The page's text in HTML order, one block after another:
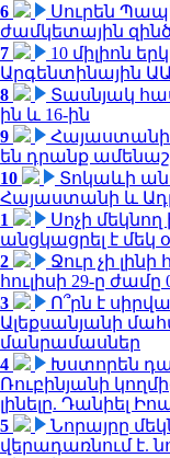
6
Սուրեն
ժամկետային
7
10 միլիոն
Արգենտինային
8
Տասնյակ
ին և 16-ին
9
Հայաստանի
են դրանք
10
Տոկաևի
Հայաստանի և
1
Սոչի
անցկացրել է մեկ
2
Ջուր չի լինի
հուլիսի 29-ը ժամը
3
Ո՞րն է
Ալեքսանյանի
մանրամասներ
4
Խստորեն
Ռուբինյանի
լինելը. Դանիել
5
Նորայրը
վերադառնում է.